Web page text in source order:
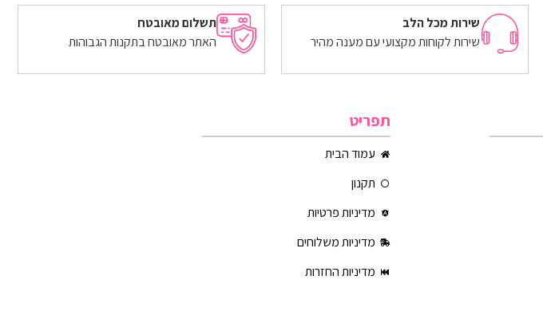
מידע נוסף הוספה לסל
שירות מכל הלב
שירות לקוחות מקצועי עם מענה מהיר
תשלום מאובטח
האתר מאובטח בתקנות הגבוהות
תפריט
עמוד הבית
תקנון
מדיניות פרטיות
מדיניות משלוחים
מדיניות החזרות